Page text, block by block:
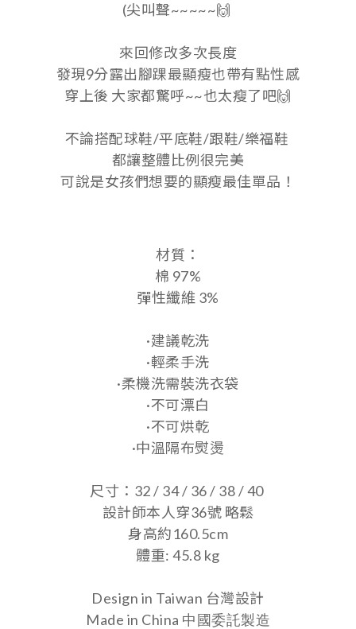
(尖叫聲~~~~~🙌
來回修改多次長度
發現9分露出腳踝最顯瘦也帶有點性感
穿上後 大家都驚呼~~也太瘦了吧🙌
不論搭配球鞋/平底鞋/跟鞋/樂福鞋
都讓整體比例很完美
可說是女孩們想要的顯瘦最佳單品！
材質：
棉 97%
彈性纖維 3%
·建議乾洗
·輕柔手洗
·柔機洗需裝洗衣袋
·不可漂白
·不可烘乾
·中溫隔布熨燙
尺寸：32 / 34 / 36 / 38 / 40
設計師本人穿36號 略鬆
身高約160.5cm
體重: 45.8 kg
Design in Taiwan 台灣設計
Made in China 中國委託製造